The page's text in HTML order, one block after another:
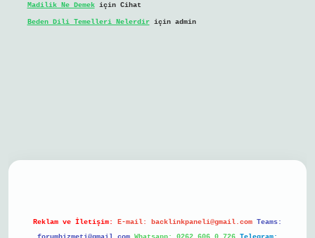
Madilik Ne Demekiçin Cihat
Beden Dili Temelleri Nelerdiriçin admin
Reklam ve İletişim: E-mail: backlinkpaneli@gmail.com Teams: